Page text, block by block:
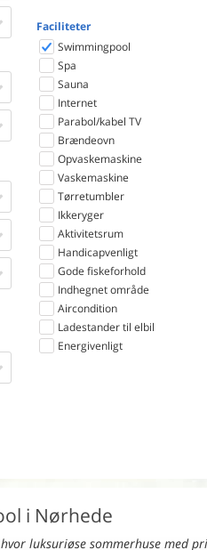
Faciliteter
Swimmingpool
Spa
Sauna
Internet
Parabol/kabel TV
Brændeovn
Opvaskemaskine
Vaskemaskine
Tørretumbler
Ikkeryger
Aktivitetsrum
Handicapvenligt
Gode fiskeforhold
Indhegnet område
Aircondition
Ladestander til elbil
Energivenligt
i Nørhede
luksuriøse sommerhuse med